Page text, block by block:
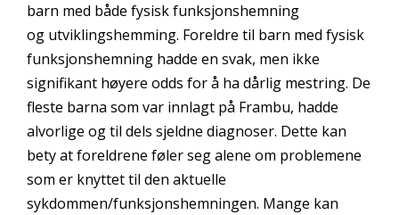
barn med både fysisk funksjonshemning
og utviklingshemming. Foreldre til barn med fysisk
funksjonshemning hadde en svak, men ikke
signifikant høyere odds for å ha dårlig mestring. De
fleste barna som var innlagt på Frambu, hadde
alvorlige og til dels sjeldne diagnoser. Dette kan
bety at foreldrene føler seg alene om problemene
som er knyttet til den aktuelle
sykdommen/funksjonshemningen. Mange kan